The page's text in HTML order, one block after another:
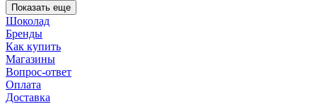
Показать еще
Шоколад
Бренды
Как купить
Магазины
Вопрос-ответ
Оплата
Доставка